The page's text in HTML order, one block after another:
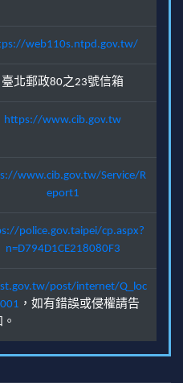
web110s.ntpd.gov.tw/
臺北郵政80之23號信箱
https://www.cib.gov.tw
www.cib.gov.tw/Service/R
eport1
police.gov.taipei/cp.aspx?
n=D794D1CE218080F3
post/internet/Q_loc
，如有錯誤或侵權請告